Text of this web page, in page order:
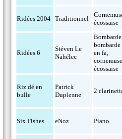
Ridées 2004 Traditionnel
écossaise
Ridées 6
Stéven Le
Nahélec
Bombarde
bombarde
en fa,
écossaise
Riz dé en
bulle
Patrick
Duplenne
2
Six Fishes eNoz Piano